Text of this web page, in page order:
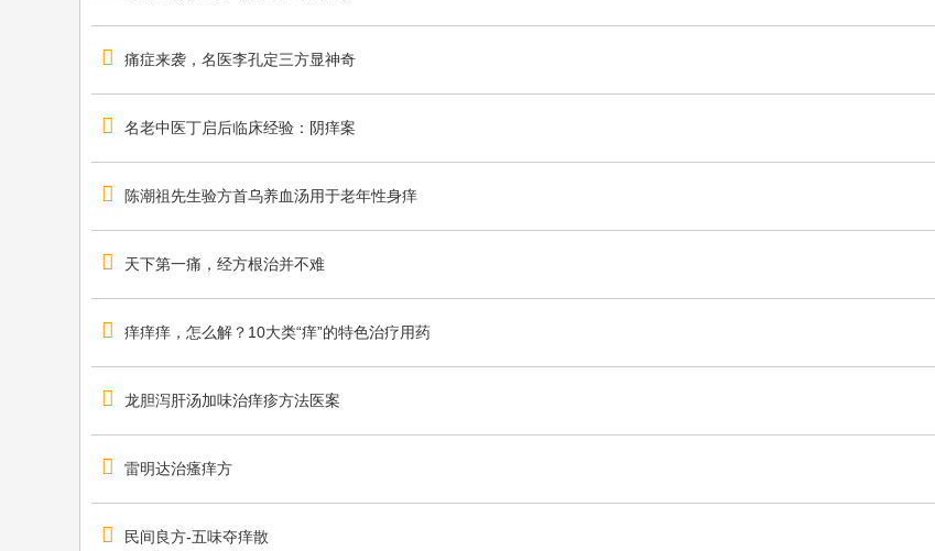
痛症来袭，名医李孔定三方显神奇
名老中医丁启后临床经验：阴痒案
陈潮祖先生验方首乌养血汤用于老年性身痒
天下第一痛，经方根治并不难
痒痒痒，怎么解？10大类“痒”的特色治疗用药
龙胆泻肝汤加味治痒疹方法医案
雷明达治瘙痒方
民间良方-五味夺痒散